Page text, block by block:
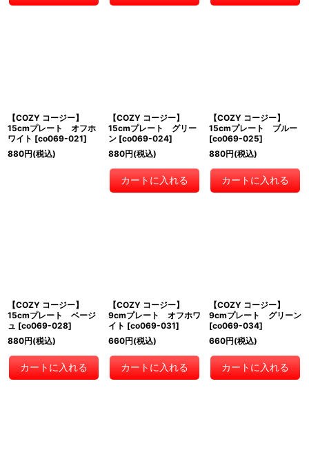
【COZY コージー】
15cmプレート オフホ
ワイト [co069-021]
880円(税込)
【COZY コージー】
15cmプレート グリー
ン [co069-024]
880円(税込)
カートに入れる
【COZY コージー】
15cmプレート ブルー
[co069-025]
880円(税込)
カートに入れる
【COZY コージー】
15cmプレート ベージ
ュ [co069-028]
880円(税込)
カートに入れる
【COZY コージー】
9cmプレート オフホワ
イト [co069-031]
660円(税込)
カートに入れる
【COZY コージー】
9cmプレート グリーン
[co069-034]
660円(税込)
カートに入れる